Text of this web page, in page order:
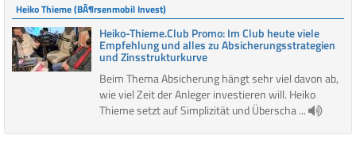
Heiko Thieme (BÃ¶rsenmobil Invest)
Heiko-Thieme.Club Promo: Im Club heute viele
Empfehlung und alles zu Absicherungsstrategien
und Zinsstrukturkurve
Beim Thema Absicherung hängt sehr viel davon ab,
wie viel Zeit der Anleger investieren will. Heiko
Thieme setzt auf Simplizität und Überscha ...